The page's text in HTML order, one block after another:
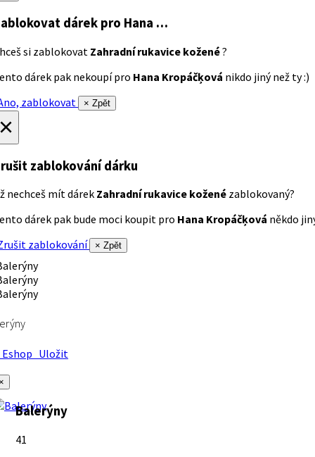
dárek pro Hana …
si zablokovat Zahradní rukavice kožené?
dárek pak nekoupí pro Hana Kropáčķová nikdo jiný než ty :)
zablokovat
× Zpět
zablokování dárku
nechceš mít dárek Zahradní rukavice kožené zablokovaný?
dárek pak bude moci koupit pro Hana Kropáčķová někdo
zablokování
× Zpět
Uložit
Balerýny
41